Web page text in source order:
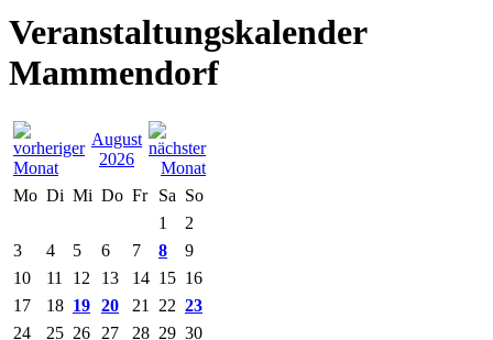
Veranstaltungskalender
Mammendorf
August
2026
Mo Di Mi Do Fr Sa So
1
2
3
4 5 6 7 8
9
10
11 12 13 14 15 16
17
18 19 20 21 22 23
24
25 26 27 28 29 30